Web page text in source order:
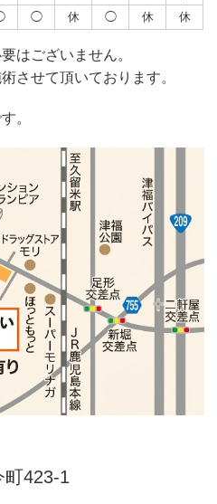
◯ 休 ◯ 休 休
はございません。
させて頂いております。
。
町423-1